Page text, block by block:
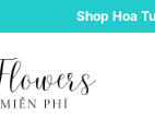
Shop Hoa